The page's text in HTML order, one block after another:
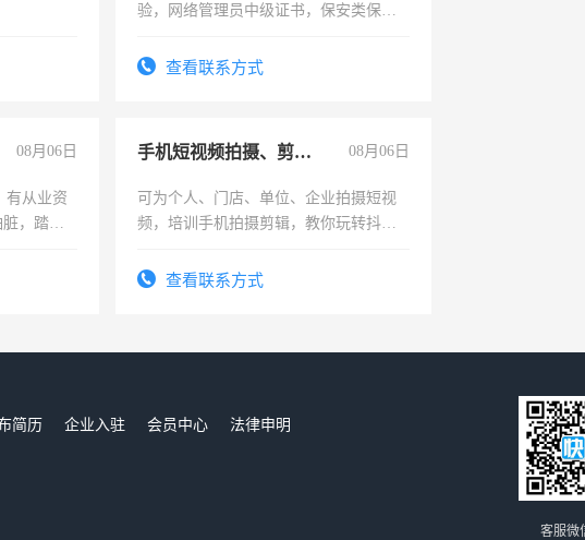
验，网络管理员中级证书，保安类保安
有高低压电工证和十几年工作经验
查看联系方式
08月06日
有从业资
，踏
手机短视频拍摄、剪辑、抖音快手 08月06日
可为个人、门店、单位、企业拍摄短视
频，培训手机拍摄剪辑，教你玩转抖音
频，培训手机拍摄剪辑，教你玩转抖
查看联系方式
简历 企业入驻 会员中心
法律申明
客服微